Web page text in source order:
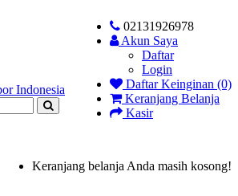
02131926978
Akun Saya
Daftar
Login
Daftar Keinginan (0)
Keranjang Belanja
Kasir
Keranjang belanja Anda masih kosong!